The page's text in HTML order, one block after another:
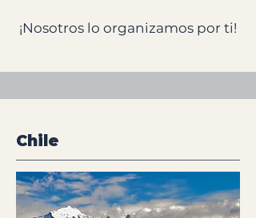
¡Nosotros lo organizamos por ti!
Chile